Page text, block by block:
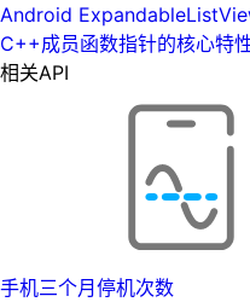
Android
C++成员函数指针的核心特
相关API
手机三个月停机次数